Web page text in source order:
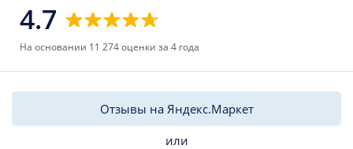
4.7
На основании 11 274 оценки за 4 года
Отзывы на Яндекс.Маркет
или